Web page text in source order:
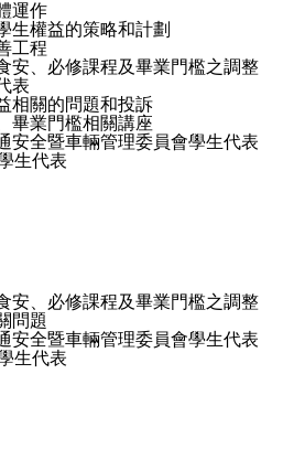
運作
生權益的策略和計劃
工程
安、必修課程及畢業門檻之調整
表
相關的問題和投訴
畢業門檻相關講座
安全暨車輛管理委員會學生代表
生代表
安、必修課程及畢業門檻之調整
問題
安全暨車輛管理委員會學生代表
生代表